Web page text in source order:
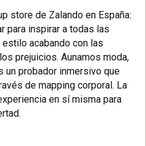
store de Zalando en España:
para inspirar a todas las
acabando con las
prejuicios. Aunamos moda,
un probador inmersivo que
de mapping corporal. La
en sí misma para